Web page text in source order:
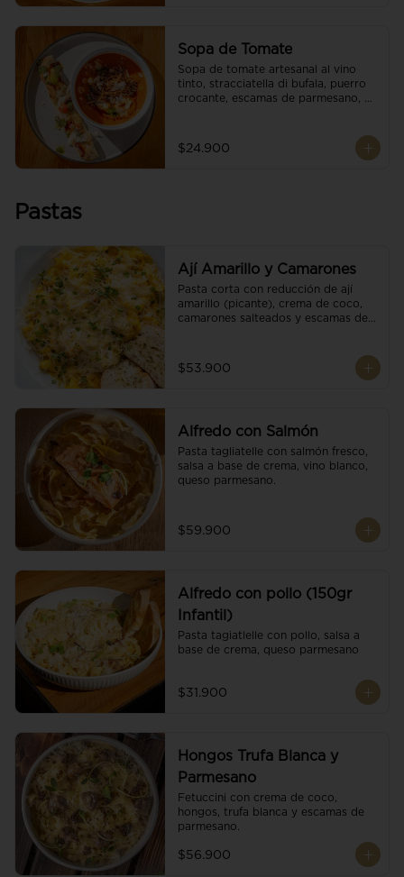
Sopa de Tomate
Sopa de tomate artesanal al vino
tinto, stracciatella di bufala, puerro
crocante, escamas de parmesano,
Acompañado de un tostón de pan
focaccia.
$24.900
Pastas
Ají Amarillo y Camarones
Pasta corta con reducción de ají
amarillo (picante), crema de coco,
camarones salteados y escamas de
$53.900
Alfredo con Salmón
Pasta tagliatelle con salmón fresco,
salsa a base de crema, vino blanco,
queso parmesano.
$59.900
Alfredo con pollo (150gr
Infantil)
Pasta tagiatlelle con pollo, salsa a
base de crema, queso parmesano
$31.900
Hongos Trufa Blanca y
Parmesano
Fetuccini con crema de coco,
hongos, trufa blanca y escamas de
parmesano.
$56.900